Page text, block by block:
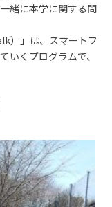
緒に本学に関する問
）」は、スマートフ
いくプログラムで、